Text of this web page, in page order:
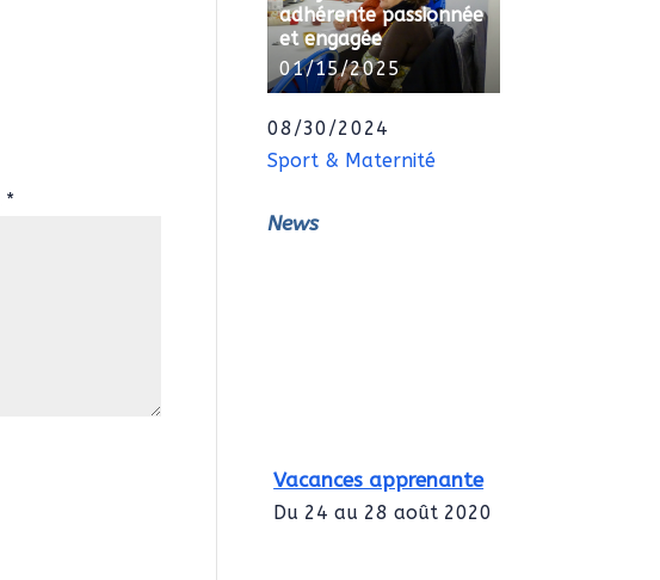
*
adhérente passionnée
et engagée
01/15/2025
08/30/2024
Sport & Maternité
News
Vacances apprenante
Du 24 au 28 août 2020